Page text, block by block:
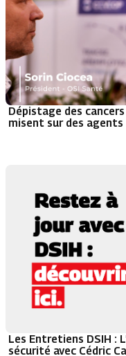
Dépistage des
misent sur des agents
Les Entretiens DSIH :
sécurité avec Cédric